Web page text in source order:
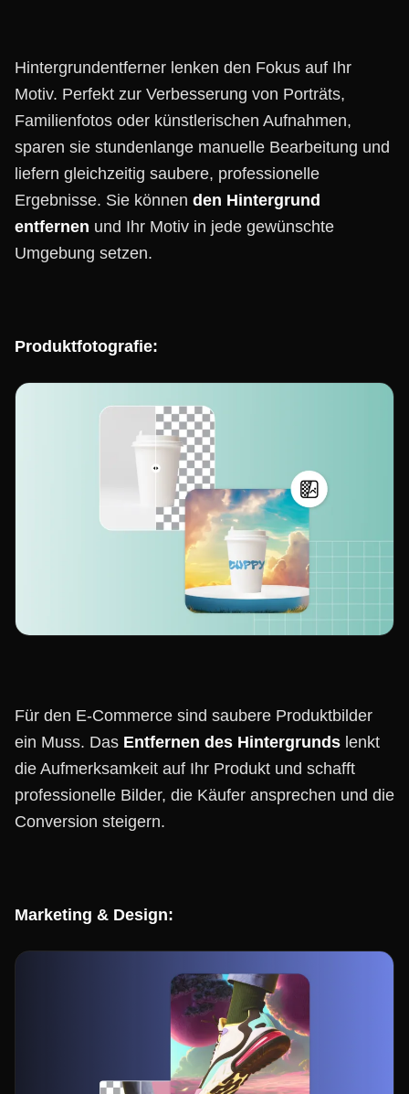
Hintergrundentferner lenken den Fokus auf Ihr
Motiv. Perfekt zur Verbesserung von Porträts,
Familienfotos oder künstlerischen Aufnahmen,
sparen sie stundenlange manuelle Bearbeitung und
liefern gleichzeitig saubere, professionelle
Ergebnisse. Sie können den Hintergrund
entfernen und Ihr Motiv in jede gewünschte
Umgebung setzen.
Produktfotografie:
Für den E-Commerce sind saubere Produktbilder
ein Muss. Das Entfernen des Hintergrunds lenkt
die Aufmerksamkeit auf Ihr Produkt und schafft
professionelle Bilder, die Käufer ansprechen und die
Conversion steigern.
Marketing & Design: